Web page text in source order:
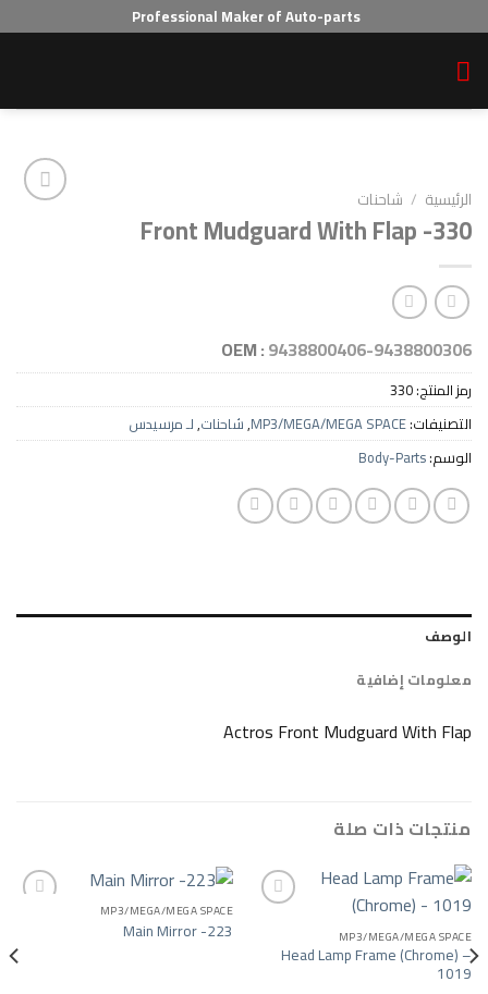
Professional Maker of Auto-parts
شاحنات
Front Mudguard With
OEM :9438800406-
MP3/MEGA/MEGA
,شاحنات,لـ مرسيدس
Body-
Actros Front
صلة
Add to wishlist MP3/
Head Lamp
to wishlist
MP3/MEGA/MEGA SPACE
Main Mirror -223